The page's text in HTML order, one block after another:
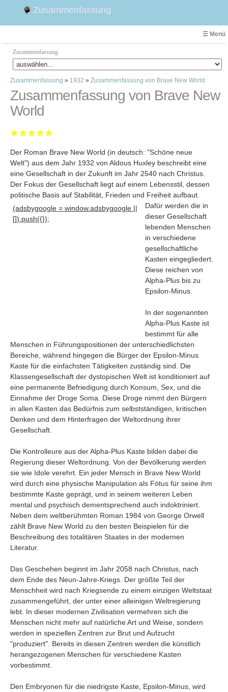
Zusammenfassung
☰ Menü
Zusammenfassung
Faust
Willhelm Tell
Effi Briest
1. Weltkrieg Zusammenfassung
2. Weltkrieg
Weimarer Republik
Maria Stuart
Woyzeck
Navigation
News
Foren
Suchen
Kontaktieren
Umfragen
Letzte Beiträge
Aktive Forenbeiträge
Dies ist das Forum um neue Funktionen und Information zu Wünschen
Regeln (Bitte vor dem posten lesen)
Regeln (Bitte vor dem posten lesen)
Regeln (Bitte vor dem posten lesen)
Zusammenfassung » 1932 » Zusammenfassung von Brave New World
Zusammenfassung von Brave New
World
Der Roman Brave New World (in deutsch: "Schöne neue
Welt") aus dem Jahr 1932 von Aldous Huxley beschreibt eine
eine Gesellschaft in der Zukunft im Jahr 2540 nach Christus.
Der Fokus der Gesellschaft liegt auf einem Lebensstil, dessen
politische Basis auf Stabilität, Frieden und Freiheit aufbaut
(adsbygoogle = window.adsbygoogle ||
[]).push({});
Dafür werden die in
dieser Gesellschaft
lebenden Menschen
in verschiedene
gesellschaftliche
Kasten eingegliedert.
Diese reichen von
Alpha-Plus bis zu
Epsilon-Minus.
In der sogenannten
Alpha-Plus Kaste ist
bestimmt für alle
Menschen in Führungspositionen der unterschiedlichsten
Bereiche, während hingegen die Bürger der Epsilon-Minus
Kaste für die einfachsten Tätigkeiten zuständig sind. Die
Klassengesellschaft der dystopischen Welt ist konditioniert auf
eine permanente Befriedigung durch Konsum, Sex, und die
Einnahme der Droge Soma. Diese Droge nimmt den Bürgern
in allen Kasten das Bedürfnis zum selbstständigen, kritischen
Denken und dem Hinterfragen der Weltordnung ihrer
Gesellschaft.
Die Kontrolleure aus der Alpha-Plus Kaste bilden dabei die
Regierung dieser Weltordnung. Von der Bevölkerung werden
sie wie Idole verehrt. Ein jeder Mensch in Brave New World
wird durch eine physische Manipulation als Fötus für seine ihm
bestimmte Kaste geprägt, und in seinem weiteren Leben
mental und psychisch dementsprechend auch indoktriniert.
Neben dem weltberühmten Roman 1984 von George Orwell
zählt Brave New World zu den besten Beispielen für die
Beschreibung des totalitären Staates in der modernen
Literatur.
Das Geschehen beginnt im Jahr 2058 nach Christus, nach
dem Ende des Neun-Jahre-Kriegs. Der größte Teil der
Menschheit wird nach Kriegsende zu einem einzigen Weltstaat
zusammengeführt, der unter einer alleinigen Weltregierung
lebt. In dieser modernen Zivilisation vermehren sich die
Menschen nicht mehr auf natürliche Art und Weise, sondern
werden in speziellen Zentren zur Brut und Aufzucht
"produziert". Bereits in diesen Zentren werden die künstlich
herangezogenen Menschen für verschiedene Kasten
vorbestimmt.
Den Embryonen für die niedrigste Kaste, Epsilon-Minus, wird